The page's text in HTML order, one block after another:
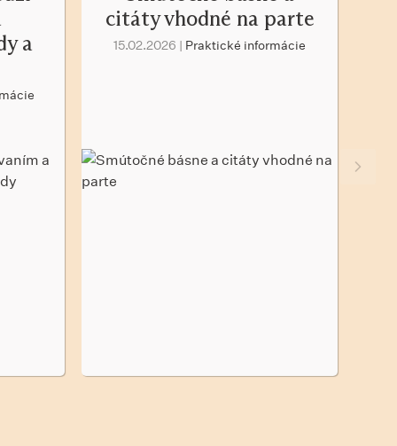
a
citáty vhodné na parte
15.02.2026 | Praktické informácie